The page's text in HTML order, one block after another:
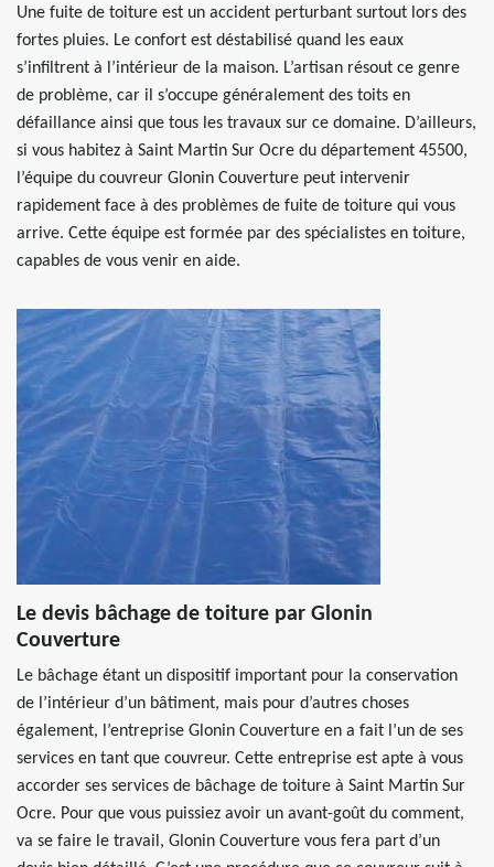
Une fuite de toiture est un accident perturbant surtout lors des
fortes pluies. Le confort est déstabilisé quand les eaux
s’infiltrent à l’intérieur de la maison. L’artisan résout ce genre
de problème, car il s’occupe généralement des toits en
défaillance ainsi que tous les travaux sur ce domaine. D’ailleurs,
si vous habitez à Saint Martin Sur Ocre du département 45500,
l’équipe du couvreur Glonin Couverture peut intervenir
rapidement face à des problèmes de fuite de toiture qui vous
arrive. Cette équipe est formée par des spécialistes en toiture,
capables de vous venir en aide.
Le devis bâchage de toiture par Glonin
Couverture
Le bâchage étant un dispositif important pour la conservation
de l’intérieur d’un bâtiment, mais pour d’autres choses
également, l’entreprise Glonin Couverture en a fait l’un de ses
services en tant que couvreur. Cette entreprise est apte à vous
accorder ses services de bâchage de toiture à Saint Martin Sur
Ocre. Pour que vous puissiez avoir un avant-goût du comment,
va se faire le travail, Glonin Couverture vous fera part d’un